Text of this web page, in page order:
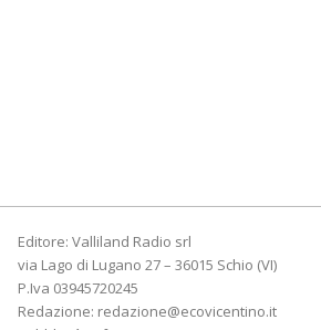
Editore: Valliland Radio srl
via Lago di Lugano 27 – 36015 Schio (VI)
P.Iva 03945720245
Redazione: redazione@ecovicentino.it